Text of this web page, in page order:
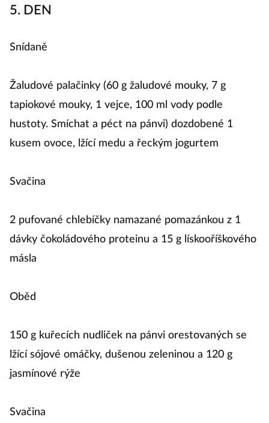
5. DEN
Snídaně
Žaludové palačinky (60 g žaludové mouky, 7 g
tapiokové mouky, 1 vejce, 100 ml vody podle
hustoty. Smíchat a péct na pánvi) dozdobené 1
kusem ovoce, lžící medu a řeckým jogurtem
Svačina
2 pufované chlebíčky namazané pomazánkou z 1
dávky čokoládového proteinu a 15 g lískooříškového
másla
Oběd
150 g kuřecích nudliček na pánvi orestovaných se
lžící sójové omáčky, dušenou zeleninou a 120 g
jasmínové rýže
Svačina